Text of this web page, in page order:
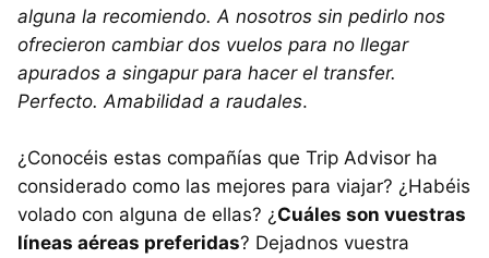
alguna la recomiendo. A nosotros sin pedirlo nos
ofrecieron cambiar dos vuelos para no llegar
apurados a singapur para hacer el transfer.
Perfecto. Amabilidad a raudales.
¿Conocéis estas compañías que Trip Advisor ha
considerado como las mejores para viajar? ¿Habéis
volado con alguna de ellas? ¿Cuáles son vuestras
líneas aéreas preferidas? Dejadnos vuestra